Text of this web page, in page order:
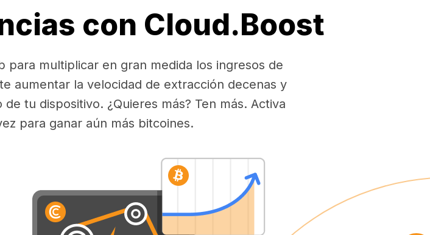
con Cloud.Boost
para multiplicar en gran medida los ingresos de
aumentar la velocidad de extracción decenas y
tu dispositivo. ¿Quieres más? Ten más. Activa
para ganar aún más bitcoines.